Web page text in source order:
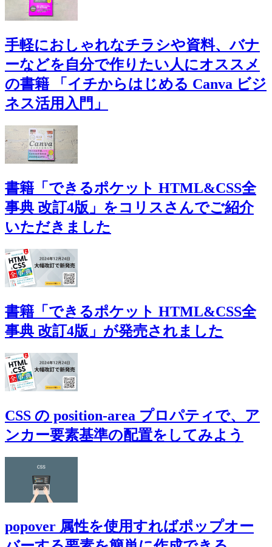
手軽におしゃれなチラシや資料、バナ
ーなどを自分で作りたい人にオススメ
の書籍 「イチからはじめる Canva ビジ
ネス活用入門」
書籍「できるポケット HTML&CSS全
事典 改訂4版」をコリスさんでご紹介
いただきました
書籍「できるポケット HTML&CSS全
事典 改訂4版」が発売されました
CSS の position-area プロパティで、ア
ンカー要素基準の配置をしてみよう
popover 属性を使用すればポップオー